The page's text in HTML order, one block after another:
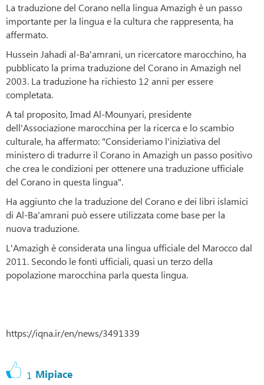
La traduzione del Corano nella lingua Amazigh è un passo
importante per la lingua e la cultura che rappresenta, ha
affermato.
Hussein Jahadi al-Ba'amrani, un ricercatore marocchino, ha
pubblicato la prima traduzione del Corano in Amazigh nel
2003. La traduzione ha richiesto 12 anni per essere
completata.
A tal proposito, Imad Al-Mounyari, presidente
dell'Associazione marocchina per la ricerca e lo scambio
culturale, ha affermato: "Consideriamo l'iniziativa del
ministero di tradurre il Corano in Amazigh un passo positivo
che crea le condizioni per ottenere una traduzione ufficiale
del Corano in questa lingua".
Ha aggiunto che la traduzione del Corano e dei libri islamici
di Al-Ba'amrani può essere utilizzata come base per la
nuova traduzione.
L'Amazigh è considerata una lingua ufficiale del Marocco dal
2011. Secondo le fonti ufficiali, quasi un terzo della
popolazione marocchina parla questa lingua.
https://iqna.ir/en/news/3491339
1 Mipiace